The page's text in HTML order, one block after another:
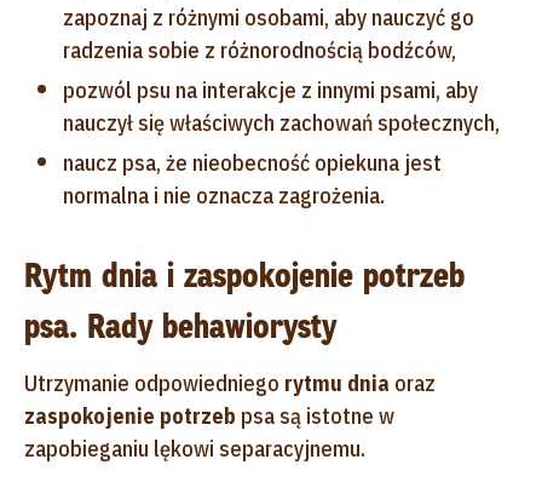
zapoznaj z różnymi osobami, aby nauczyć go
radzenia sobie z różnorodnością bodźców,
pozwól psu na interakcje z innymi psami, aby
nauczył się właściwych zachowań społecznych,
naucz psa, że nieobecność opiekuna jest
normalna i nie oznacza zagrożenia.
Rytm dnia i zaspokojenie potrzeb
psa. Rady behawiorysty
Utrzymanie odpowiedniego rytmu dnia oraz
zaspokojenie potrzeb psa są istotne w
zapobieganiu lękowi separacyjnemu.